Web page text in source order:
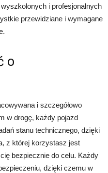
i profesjonalnych
przewidziane i wymagane
o
i szczegółowo
w drogę, każdy pojazd
stanu technicznego, dzięki
z której korzystasz jest
bezpiecznie do celu. Każdy
dzięki czemu w